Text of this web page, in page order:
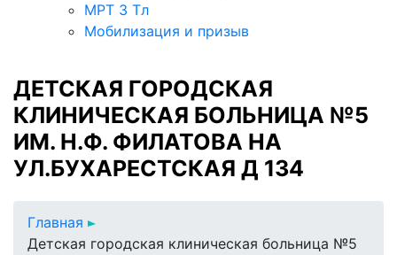
МРТ 3 Тл
Мобилизация и призыв
ДЕТСКАЯ ГОРОДСКАЯ
КЛИНИЧЕСКАЯ БОЛЬНИЦА №5
ИМ. Н.Ф. ФИЛАТОВА НА
УЛ.БУХАРЕСТСКАЯ Д 134
Главная
Детская городская клиническая больница №5